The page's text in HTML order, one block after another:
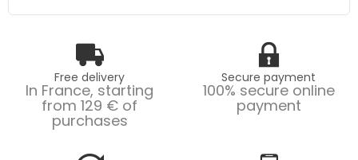
Free delivery
In France, starting
from 129 € of
purchases
Secure payment
100% secure online
payment